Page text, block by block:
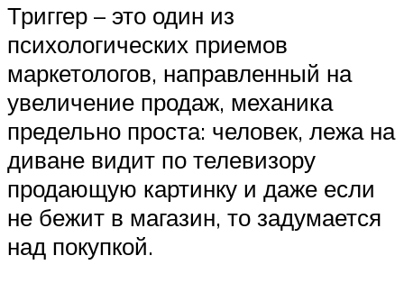
Триггер – это один из
психологических приемов
маркетологов, направленный на
увеличение продаж, механика
предельно проста: человек, лежа на
диване видит по телевизору
продающую картинку и даже если
не бежит в магазин, то задумается
над покупкой.